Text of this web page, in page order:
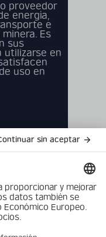
proveedor
energía,
e
Es
sus
utilizarse en
uso en
protección de